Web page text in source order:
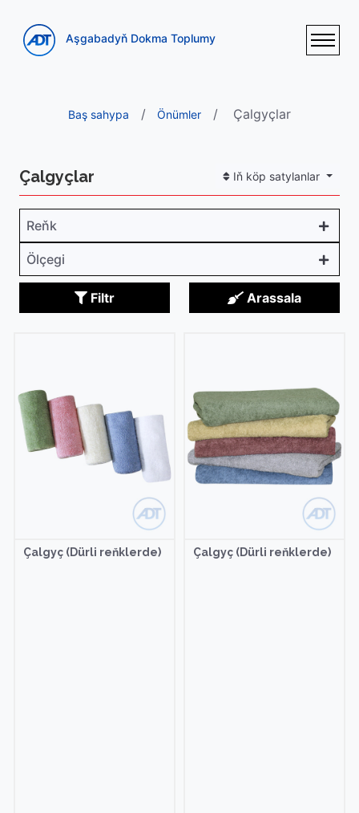
Aşgabadyň Dokma Toplumy
Baş sahypa Önümler Çalgyçlar
Çalgyçlar Iň köp satylanlar
Reňk
Ölçegi
Filtr Arassala
Çalgyç (Dürli reňklerde) Çalgyç (Dürli reňklerde)